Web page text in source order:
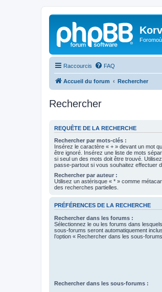
Raccourcis FAQ
Accueil du forum Rechercher
Rechercher
REQUÊTE DE LA RECHERCHE
Rechercher par mots-clés :
Insérez le caractère « + » devant un mot
être ignoré. Insérez une liste de mots
si seul un des mots doit être trouvé.
passe-partout si vous souhaitez effectuer
Rechercher par auteur :
Utilisez un astérisque « * » comme
des recherches partielles.
PRÉFÉRENCES DE LA RECHERCHE
Rechercher dans les forums :
Sélectionnez le ou les forums dans
sous-forums seront automatiquement
l’option « Rechercher dans les sous-
Rechercher dans les sous-forums :